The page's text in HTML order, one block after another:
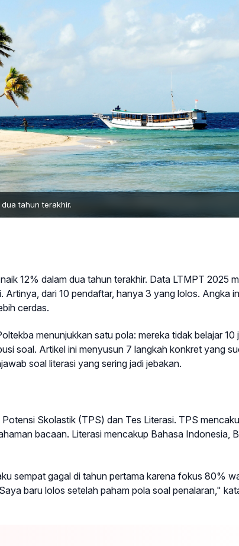
tahun terakhir.
12% dalam dua tahun terakhir. Data LTMPT 2025
dari 10 pendaftar, hanya 3 yang lolos. Angka
cerdas.
menunjukkan satu pola: mereka tidak belajar 10
soal. Artikel ini menyusun 7 langkah konkret yang
soal literasi yang sering jadi jebakan.
Skolastik (TPS) dan Tes Literasi. TPS
bacaan. Literasi mencakup Bahasa Indonesia,
sempat gagal di tahun pertama karena fokus 80%
baru lolos setelah paham pola soal penalaran,"